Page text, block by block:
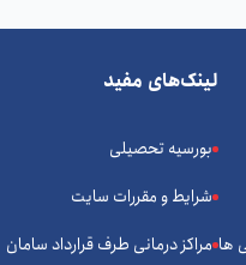
ها
لینک‌های مفید
بورسیه تحصیلی
شرایط و مقررات سایت
مراکز درمانی طرف قرارداد سامان